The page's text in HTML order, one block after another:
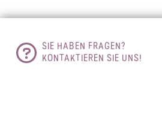
SIE HABEN FRAGEN?
KONTAKTIEREN SIE UNS!